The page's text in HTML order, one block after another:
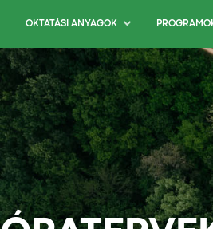
OKTATÁSI ANYAGOK